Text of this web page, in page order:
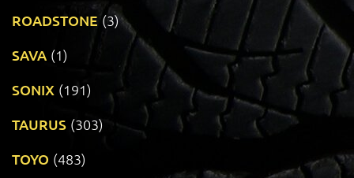
ROADSTONE (3)
SAVA (1)
SONIX (191)
TAURUS (303)
TOYO (483)